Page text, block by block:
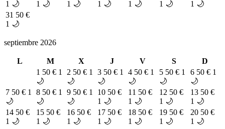
1 🌙 1 🌙 1 🌙 1 🌙 1 🌙 1 🌙
1 🌙
31 50 €
1 🌙
septiembre 2026
L M X J V S
D
1 50 € 1
🌙
2 50 € 1
🌙
3 50 € 1
🌙
4 50 € 1
🌙
5 50 € 1
🌙
6 50 € 1
🌙
7 50 € 1
🌙
8 50 € 1
🌙
9 50 € 1
🌙
10 50 €
1 🌙
11 50 €
1 🌙
12 50 €
1 🌙
13 50 €
1 🌙
14 50 €
1 🌙
15 50 €
1 🌙
16 50 €
1 🌙
17 50 €
1 🌙
18 50 €
1 🌙
19 50 €
1 🌙
20 50 €
1 🌙